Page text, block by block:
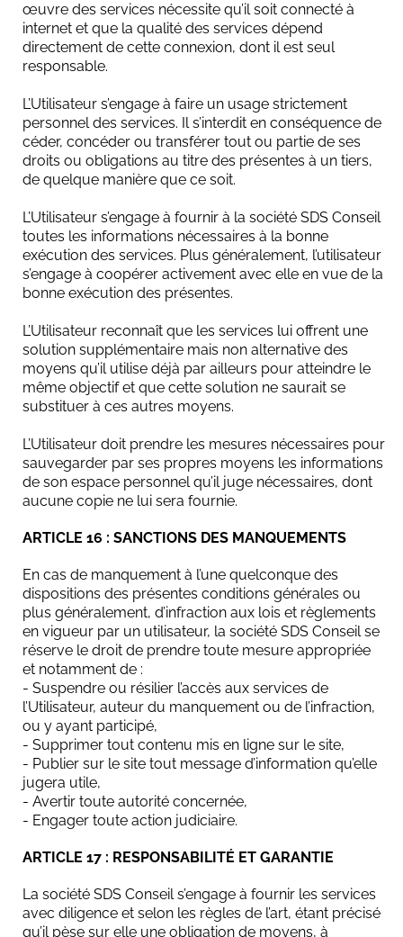
œuvre des services nécessite qu’il soit connecté à
internet et que la qualité des services dépend
directement de cette connexion, dont il est seul
responsable.
L’Utilisateur s’engage à faire un usage strictement
personnel des services. Il s’interdit en conséquence de
céder, concéder ou transférer tout ou partie de ses
droits ou obligations au titre des présentes à un tiers,
de quelque manière que ce soit.
L’Utilisateur s’engage à fournir à la société SDS Conseil
toutes les informations nécessaires à la bonne
exécution des services. Plus généralement, l’utilisateur
s’engage à coopérer activement avec elle en vue de la
bonne exécution des présentes.
L’Utilisateur reconnaît que les services lui offrent une
solution supplémentaire mais non alternative des
moyens qu’il utilise déjà par ailleurs pour atteindre le
même objectif et que cette solution ne saurait se
substituer à ces autres moyens.
L’Utilisateur doit prendre les mesures nécessaires pour
sauvegarder par ses propres moyens les informations
de son espace personnel qu’il juge nécessaires, dont
aucune copie ne lui sera fournie.
ARTICLE 16 : SANCTIONS DES MANQUEMENTS
En cas de manquement à l’une quelconque des
dispositions des présentes conditions générales ou
plus généralement, d’infraction aux lois et règlements
en vigueur par un utilisateur, la société SDS Conseil se
réserve le droit de prendre toute mesure appropriée
et notamment de :
- Suspendre ou résilier l’accès aux services de
l’Utilisateur, auteur du manquement ou de l’infraction,
ou y ayant participé,
- Supprimer tout contenu mis en ligne sur le site,
- Publier sur le site tout message d’information qu’elle
jugera utile,
- Avertir toute autorité concernée,
- Engager toute action judiciaire.
ARTICLE 17 : RESPONSABILITÉ ET GARANTIE
La société SDS Conseil s’engage à fournir les services
avec diligence et selon les règles de l’art, étant précisé
qu’il pèse sur elle une obligation de moyens, à